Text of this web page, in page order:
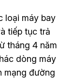
loại máy bay
tiếp tục trả
tháng 4 năm
dòng máy
mạng đường